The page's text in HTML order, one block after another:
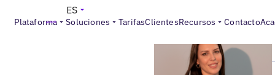
Plataforma Soluciones TarifasClientesRecursos Contacto
ES